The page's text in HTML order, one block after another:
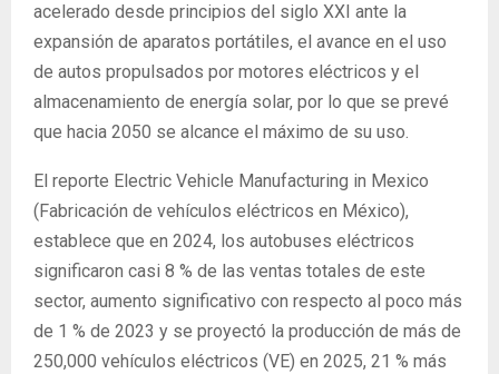
acelerado desde principios del siglo XXI ante la
expansión de aparatos portátiles, el avance en el uso
de autos propulsados por motores eléctricos y el
almacenamiento de energía solar, por lo que se prevé
que hacia 2050 se alcance el máximo de su uso.
El reporte Electric Vehicle Manufacturing in Mexico
(Fabricación de vehículos eléctricos en México),
establece que en 2024, los autobuses eléctricos
significaron casi 8 % de las ventas totales de este
sector, aumento significativo con respecto al poco más
de 1 % de 2023 y se proyectó la producción de más de
250,000 vehículos eléctricos (VE) en 2025, 21 % más